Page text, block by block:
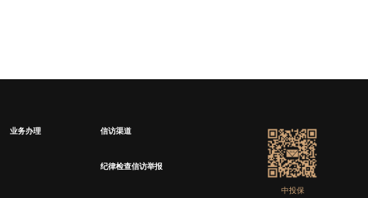
业务办理 信访渠道
纪律检查信访举报
中投保